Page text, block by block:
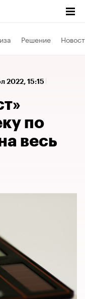
Решение
2022, 15:15
по
весь